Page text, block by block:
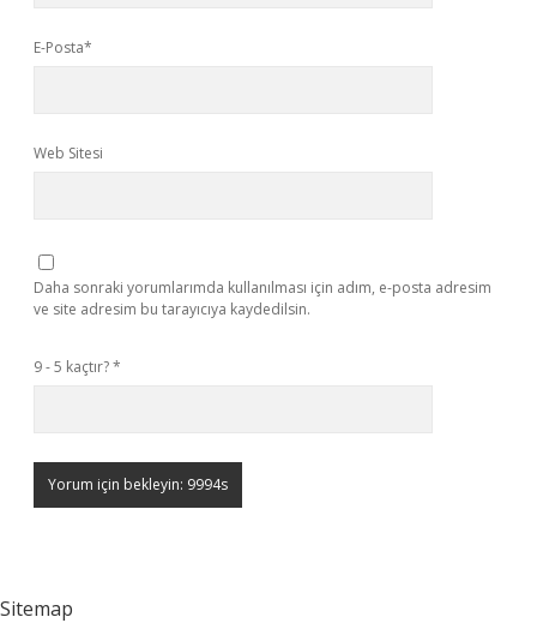
E-Posta*
Web Sitesi
Daha sonraki yorumlarımda kullanılması için adım, e-posta adresim
ve site adresim bu tarayıcıya kaydedilsin.
9 - 5 kaçtır?*
Sitemap